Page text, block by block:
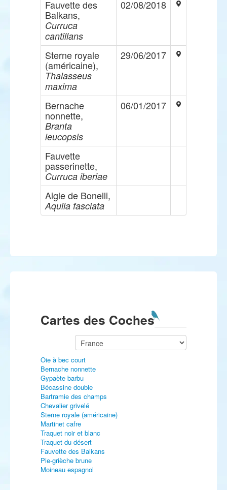
Fauvette des
Balkans,
Curruca
cantillans
02/08/2018
Sterne royale
(américaine),
Thalasseus
maxima
29/06/2017
Bernache
nonnette,
Branta
leucopsis
06/01/2017
Fauvette
passerinette,
Curruca iberiae
Aigle de Bonelli,
Aquila fasciata
Cartes des Coches
Oie à bec court
Bernache nonnette
Gypaète barbu
Bécassine double
Bartramie des champs
Chevalier grivelé
Sterne royale (américaine)
Martinet cafre
Traquet noir et blanc
Traquet du désert
Fauvette des Balkans
Pie-grièche brune
Moineau espagnol